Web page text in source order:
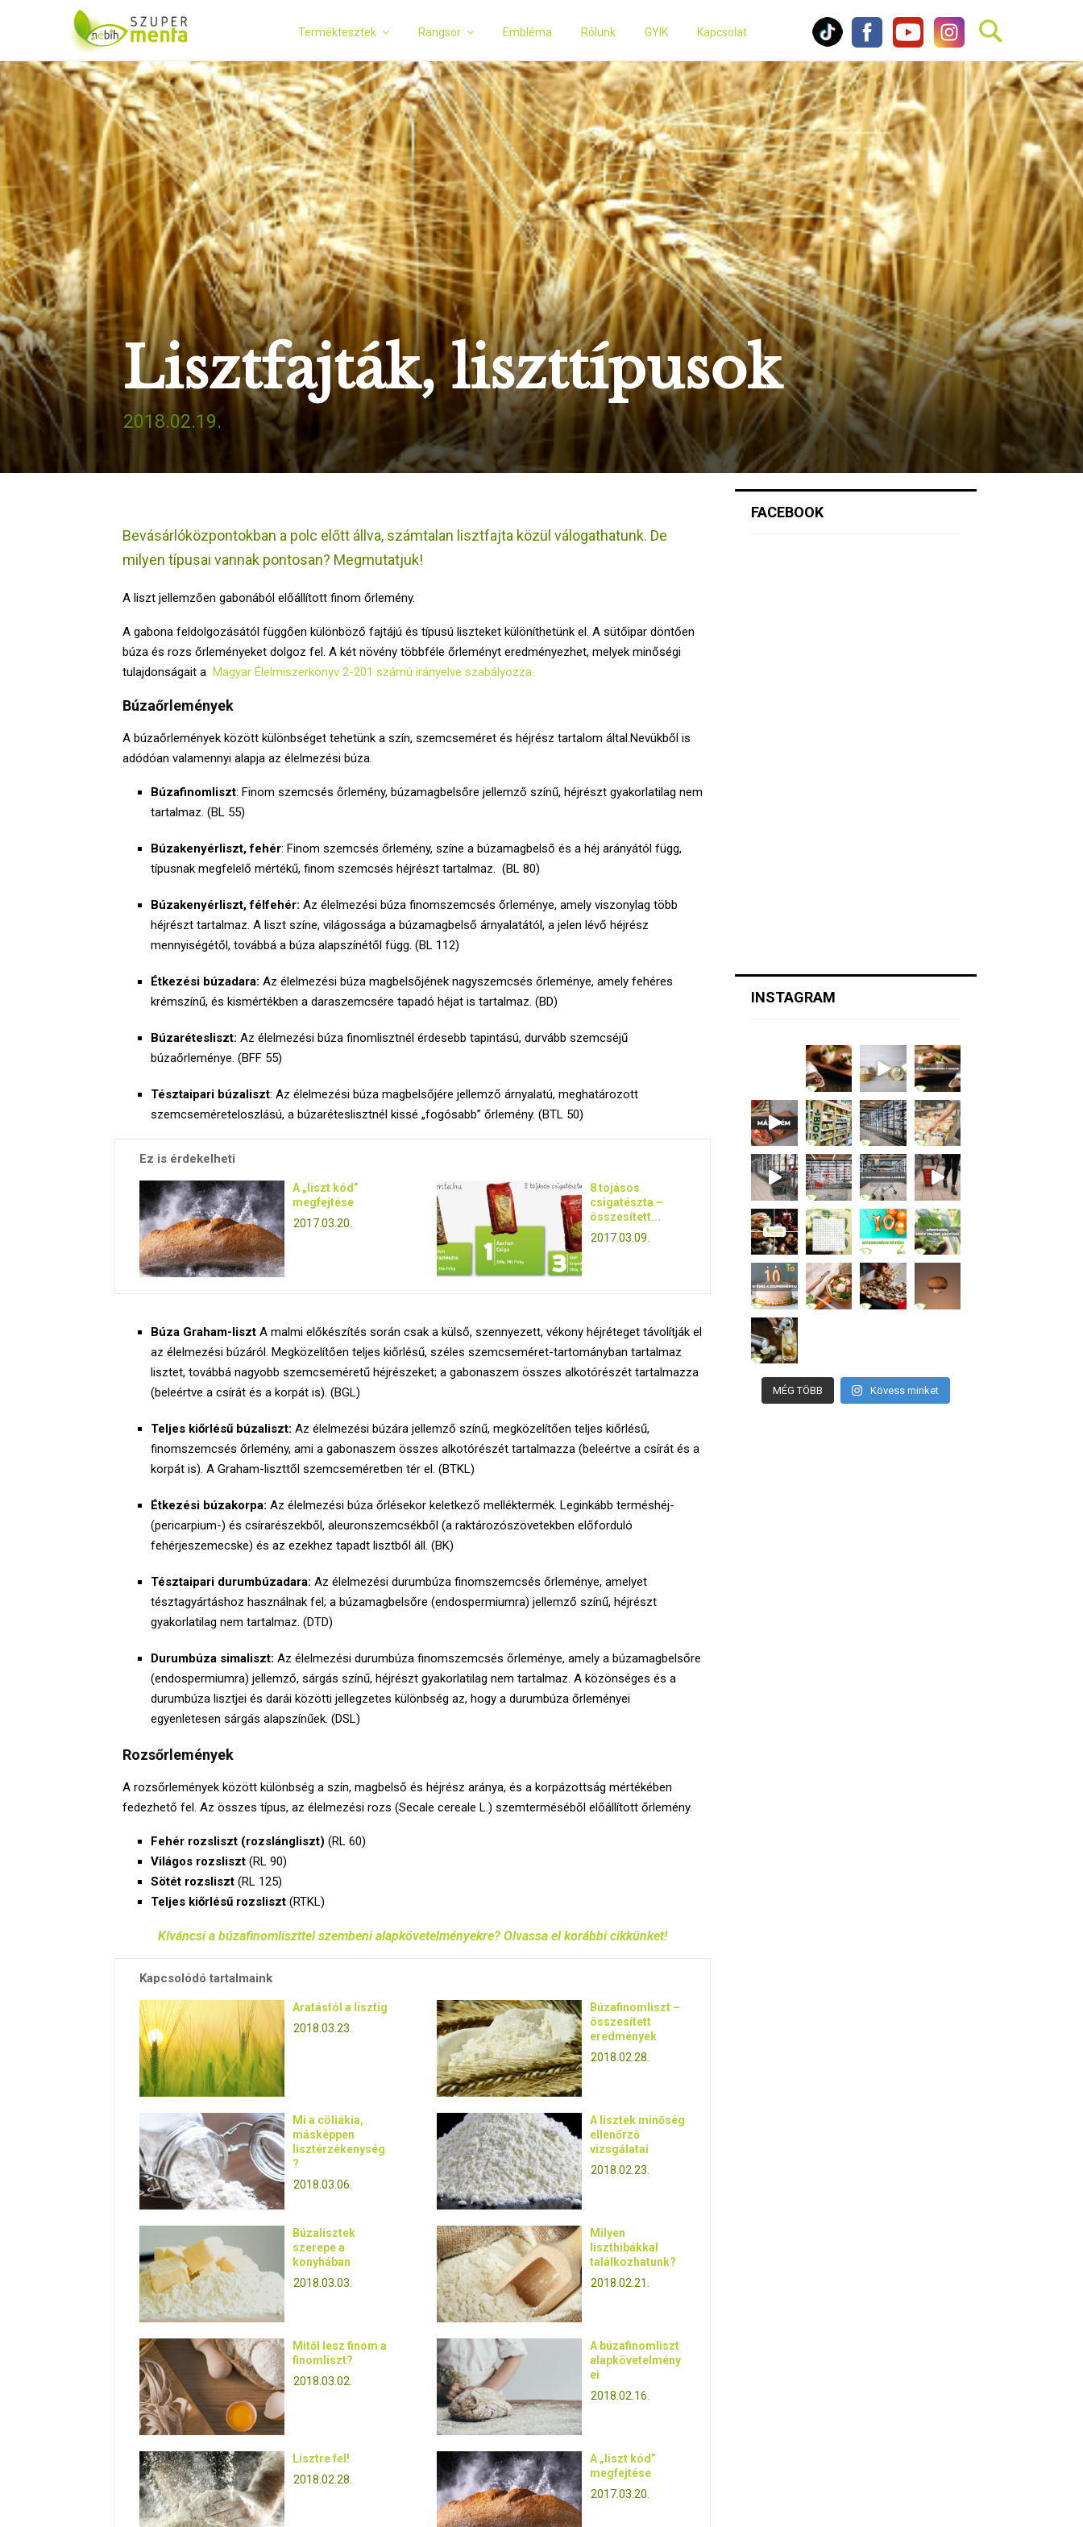
Terméktesztek Rangsor Embléma Rólunk GYIK Kapcsolat
Lisztfajták, liszttípusok
2018.02.19.
Bevásárlóközpontokban a polc előtt állva, számtalan lisztfajta közül válogathatunk. De
milyen típusai vannak pontosan? Megmutatjuk!
A liszt jellemzően gabonából előállított finom őrlemény.
A gabona feldolgozásától függően különböző fajtájú és típusú liszteket különíthetünk el. A sütőipar döntően
búza és rozs őrleményeket dolgoz fel. A két növény többféle őrleményt eredményezhet, melyek minőségi
tulajdonságait a Magyar Élelmiszerkönyv 2-201 számú irányelve szabályozza.
Búzaőrlemények
A búzaőrlemények között különbséget tehetünk a szín, szemcseméret és héjrész tartalom által.Nevükből is
adódóan valamennyi alapja az élelmezési búza.
Búzafinomliszt: Finom szemcsés őrlemény, búzamagbelsőre jellemző színű, héjrészt gyakorlatilag nem
tartalmaz. (BL 55)
Búzakenyérliszt, fehér: Finom szemcsés őrlemény, színe a búzamagbelső és a héj arányától függ,
típusnak megfelelő mértékű, finom szemcsés héjrészt tartalmaz. (BL 80)
Búzakenyérliszt, félfehér: Az élelmezési búza finomszemcsés őrleménye, amely viszonylag több
héjrészt tartalmaz. A liszt színe, világossága a búzamagbelső árnyalatától, a jelen lévő héjrész
mennyiségétől, továbbá a búza alapszínétől függ. (BL 112)
Étkezési búzadara: Az élelmezési búza magbelsőjének nagyszemcsés őrleménye, amely fehéres
krémszínű, és kismértékben a daraszemcsére tapadó héjat is tartalmaz. (BD)
Búzarétesliszt: Az élelmezési búza finomlisztnél érdesebb tapintású, durvább szemcséjű
búzaőrleménye. (BFF 55)
Tésztaipari búzaliszt: Az élelmezési búza magbelsőjére jellemző árnyalatú, meghatározott
szemcseméreteloszlású, a búzaréteslisztnél kissé „fogósabb” őrlemény. (BTL 50)
Ez is érdekelheti
A „liszt kód”
megfejtése
2017.03.20.
8 tojásos
csigatészta –
összesített...
2017.03.09.
Búza Graham-liszt A malmi előkészítés során csak a külső, szennyezett, vékony héjréteget távolítják el
az élelmezési búzáról. Megközelítően teljes kiőrlésű, széles szemcseméret-tartományban tartalmaz
lisztet, továbbá nagyobb szemcseméretű héjrészeket; a gabonaszem összes alkotórészét tartalmazza
(beleértve a csírát és a korpát is). (BGL)
Teljes kiőrlésű búzaliszt: Az élelmezési búzára jellemző színű, megközelítően teljes kiőrlésű,
finomszemcsés őrlemény, ami a gabonaszem összes alkotórészét tartalmazza (beleértve a csírát és a
korpát is). A Graham-liszttől szemcseméretben tér el. (BTKL)
Étkezési búzakorpa: Az élelmezési búza őrlésekor keletkező melléktermék. Leginkább terméshéj-
(pericarpium-) és csírarészekből, aleuronszemcsékből (a raktározószövetekben előforduló
fehérjeszemecske) és az ezekhez tapadt lisztből áll. (BK)
Tésztaipari durumbúzadara: Az élelmezési durumbúza finomszemcsés őrleménye, amelyet
tésztagyártáshoz használnak fel; a búzamagbelsőre (endospermiumra) jellemző színű, héjrészt
gyakorlatilag nem tartalmaz. (DTD)
Durumbúza simaliszt: Az élelmezési durumbúza finomszemcsés őrleménye, amely a búzamagbelsőre
(endospermiumra) jellemző, sárgás színű, héjrészt gyakorlatilag nem tartalmaz. A közönséges és a
durumbúza lisztjei és darái közötti jellegzetes különbség az, hogy a durumbúza őrleményei
egyenletesen sárgás alapszínűek. (DSL)
Rozsőrlemények
A rozsőrlemények között különbség a szín, magbelső és héjrész aránya, és a korpázottság mértékében
fedezhető fel. Az összes típus, az élelmezési rozs (Secale cereale L.) szemterméséből előállított őrlemény.
Fehér rozsliszt (rozslángliszt) (RL 60)
Világos rozsliszt (RL 90)
Sötét rozsliszt (RL 125)
Teljes kiőrlésű rozsliszt (RTKL)
Kíváncsi a búzafinomliszttel szembeni alapkövetelményekre? Olvassa el korábbi cikkünket!
Kapcsolódó tartalmaink
Aratástól a lisztig
2018.03.23.
Mi a cöliákia,
másképpen
lisztérzékenység
?
2018.03.06.
Búzalisztek
szerepe a
konyhában
2018.03.03.
Mitől lesz finom a
finomliszt?
2018.03.02.
Lisztre fel!
2018.02.28.
Búzafinomliszt –
összesített
eredmények
2018.02.28.
A lisztek minőség
ellenőrző
vizsgálatai
2018.02.23.
Milyen
liszthibákkal
találkozhatunk?
2018.02.21.
A búzafinomliszt
alapkövetelmény
ei
2018.02.16.
A „liszt kód”
megfejtése
2017.03.20.
FACEBOOK
INSTAGRAM
MÉG TÖBB Kövess minket